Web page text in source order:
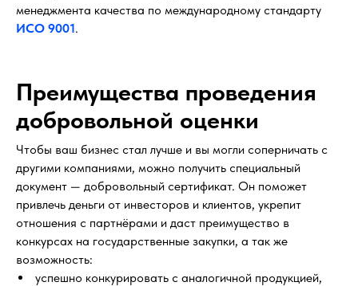
менеджмента качества по международному стандарту
ИСО 9001.
Преимущества проведения
добровольной оценки
Чтобы ваш бизнес стал лучше и вы могли соперничать с
другими компаниями, можно получить специальный
документ — добровольный сертификат. Он поможет
привлечь деньги от инвесторов и клиентов, укрепит
отношения с партнёрами и даст преимущество в
конкурсах на государственные закупки, а так же
возможность:
успешно конкурировать с аналогичной продукцией,